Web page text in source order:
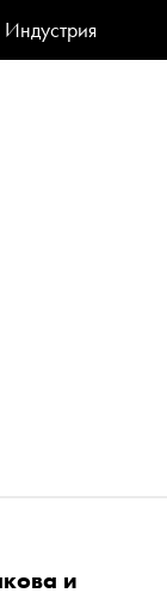
Индустрия
и